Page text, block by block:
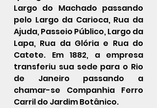
Largo do Machado passando
pelo Largo da Carioca, Rua da
Ajuda, Passeio Público, Largo da
Lapa, Rua da Glória e Rua do
Catete. Em 1882, a empresa
transferiu sua sede para o Rio
de Janeiro passando a
chamar-se Companhia Ferro
Carril do Jardim Botânico.